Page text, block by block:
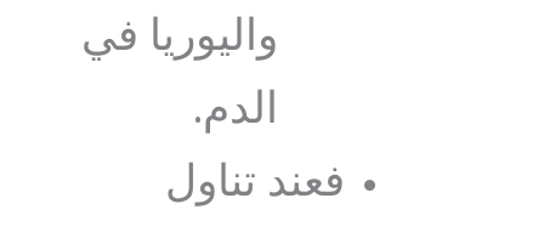
واليوريا في
الدم.
فعند تناول